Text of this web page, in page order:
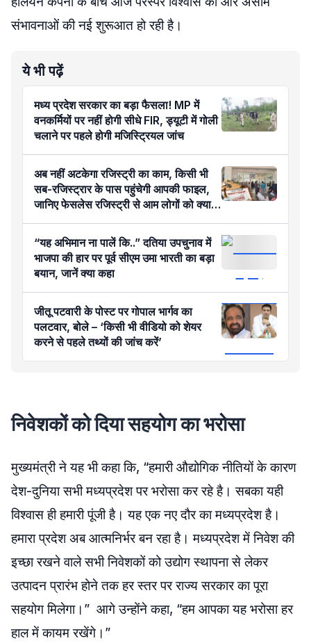
संभावनाओं की नई शुरूआत हो रही है।
ये भी पढ़ें
मध्य प्रदेश सरकार का बड़ा फैसला! MP में
वनकर्मियों पर नहीं होगी सीधे FIR, ड्यूटी में गोली
चलाने पर पहले होगी मजिस्ट्रियल जांच
अब नहीं अटकेगा रजिस्ट्री का काम, किसी भी
सब-रजिस्ट्रार के पास पहुंचेगी आपकी फाइल,
जानिए फेसलेस रजिस्ट्री से आम लोगों को क्या
होगा फायदा?
“यह अभिमान ना पालें कि..” दतिया उपचुनाव में
भाजपा की हार पर पूर्व सीएम उमा भारती का बड़ा
बयान, जानें क्या कहा
जीतू पटवारी के पोस्ट पर गोपाल भार्गव का
पलटवार, बोले – ‘किसी भी वीडियो को शेयर
करने से पहले तथ्यों की जांच करें’
निवेशकों को दिया सहयोग का भरोसा
मुख्यमंत्री ने यह भी कहा कि, “हमारी औद्योगिक नीतियों के कारण
देश-दुनिया सभी मध्यप्रदेश पर भरोसा कर रहे है। सबका यही
विश्वास ही हमारी पूंजी है। यह एक नए दौर का मध्यप्रदेश है।
हमारा प्रदेश अब आत्मनिर्भर बन रहा है। मध्यप्रदेश में निवेश की
इच्छा रखने वाले सभी निवेशकों को उद्योग स्थापना से लेकर
उत्पादन प्रारंभ होने तक हर स्तर पर राज्य सरकार का पूरा
सहयोग मिलेगा।” आगे उन्होंने कहा, “हम आपका यह भरोसा हर
हाल में कायम रखेंगे।”